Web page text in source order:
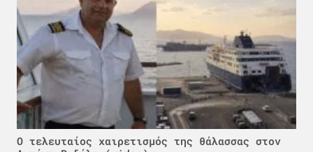
Ο τελευταίος χαιρετισμός της θάλασσας στον